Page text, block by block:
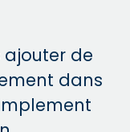
ajouter de
dans